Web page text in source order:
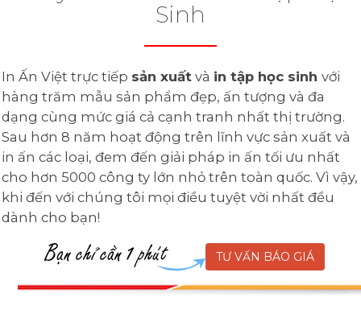
Sinh
In Ấn Việt trực tiếp sản xuất và in tập học sinh với
hàng trăm mẫu sản phẩm đẹp, ấn tượng và đa
dạng cùng mức giá cả cạnh tranh nhất thị trường.
Sau hơn 8 năm hoạt động trên lĩnh vực sản xuất và
in ấn các loại, đem đến giải pháp in ấn tối ưu nhất
cho hơn 5000 công ty lớn nhỏ trên toàn quốc. Vì vậy,
khi đến với chúng tôi mọi điều tuyệt vời nhất đều
dành cho bạn!
TƯ VẤN BÁO GIÁ